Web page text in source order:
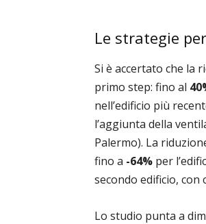
Le strategie
Si è accertato che la
primo step: fino al
nell’edificio più
l’aggiunta della
Palermo). La
fino a -64% per
secondo edificio, con
Lo studio punta a